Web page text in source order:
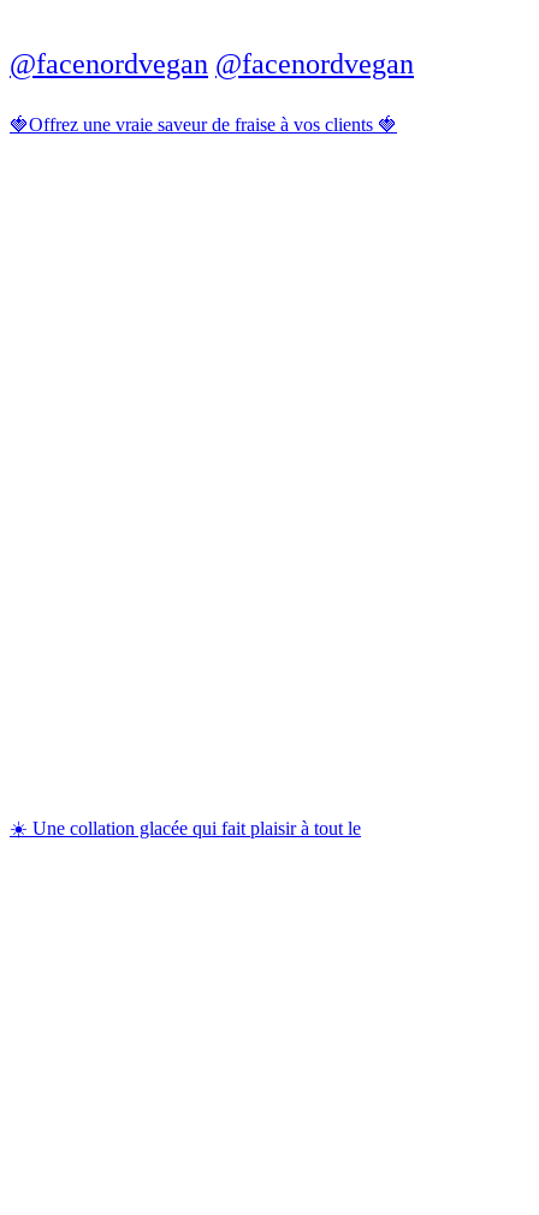
@facenordvegan @facenordvegan
🍓Offrez une vraie saveur de fraise à vos clients 🍓
☀️ Une collation glacée qui fait plaisir à tout le